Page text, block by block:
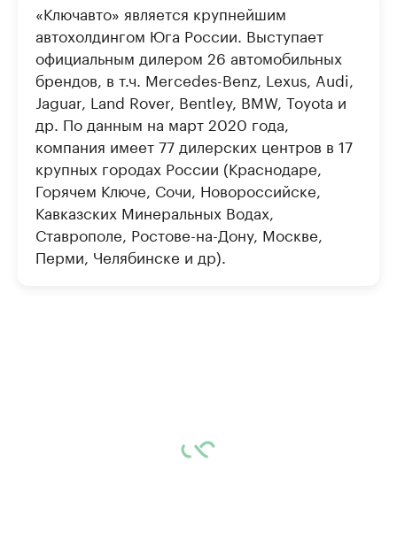
«Ключавто» является крупнейшим
автохолдингом Юга России. Выступает
официальным дилером 26 автомобильных
брендов, в т.ч. Mercedes-Benz, Lexus, Audi,
Jaguar, Land Rover, Bentley, BMW, Toyota и
др. По данным на март 2020 года,
компания имеет 77 дилерских центров в 17
крупных городах России (Краснодаре,
Горячем Ключе, Сочи, Новороссийске,
Кавказских Минеральных Водах,
Ставрополе, Ростове-на-Дону, Москве,
Перми, Челябинске и др).